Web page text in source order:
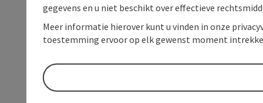
gegevens en u niet beschikt over effectieve
Meer informatie hierover kunt u vinden in onze
toestemming ervoor op elk gewenst moment